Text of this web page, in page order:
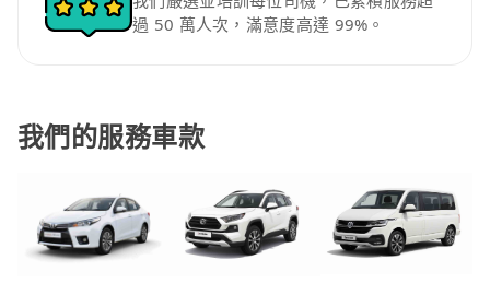
過 50 萬人次，滿意度高達 99%。
我們的服務車款